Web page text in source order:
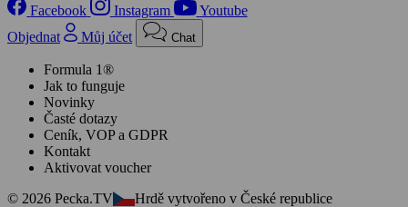
Facebook Instagram
Youtube
Objednat
Můj účet Chat
Formula 1®
Jak to funguje
Novinky
Časté dotazy
Ceník, VOP a GDPR
Kontakt
Aktivovat voucher
© 2026 Pecka.TV
Hrdě vytvořeno v České republice